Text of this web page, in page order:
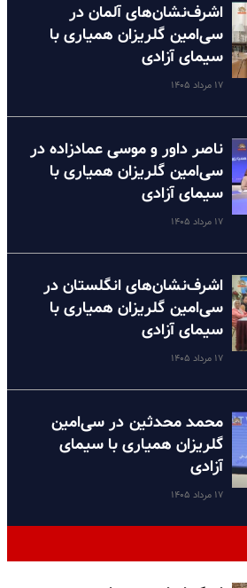
اشرف‌نشان‌های آلمان در
سی‌امین گلریزان همیاری با
سیمای آزادی
۱۷ مرداد ۱۴۰۵
ناصر داور و موسی عمادزاده در
سی‌امین گلریزان همیاری با
سیمای آزادی
۱۷ مرداد ۱۴۰۵
اشرف‌نشان‌های انگلستان در
سی‌امین گلریزان همیاری با
سیمای آزادی
۱۷ مرداد ۱۴۰۵
محمد محدثین در سی‌امین
گلریزان همیاری با سیمای
آزادی
۱۷ مرداد ۱۴۰۵